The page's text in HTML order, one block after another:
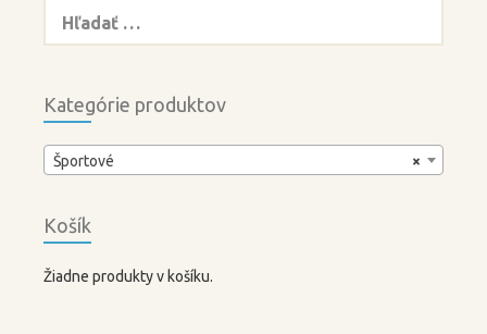
Kategórie produktov
×
Športové
Košík
Žiadne produkty v košíku.